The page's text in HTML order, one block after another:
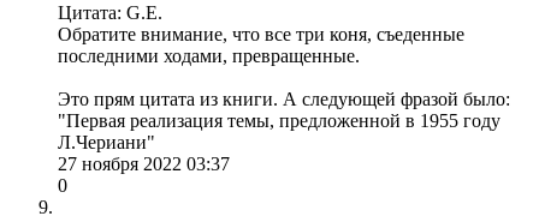
Цитата: G.E.
Обратите внимание, что все три коня, съеденные
последними ходами, превращенные.
Это прям цитата из книги. А следующей фразой было:
"Первая реализация темы, предложенной в 1955 году
Л.Чериани"
27 ноября 2022 03:37
0